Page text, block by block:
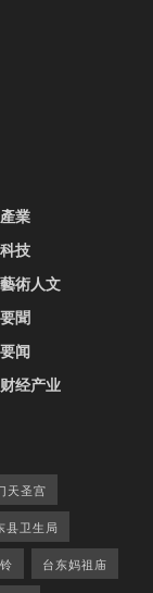
產業
科技
藝術人文
要聞
要闻
财经产业
天圣宫
县卫生局
台东妈祖庙